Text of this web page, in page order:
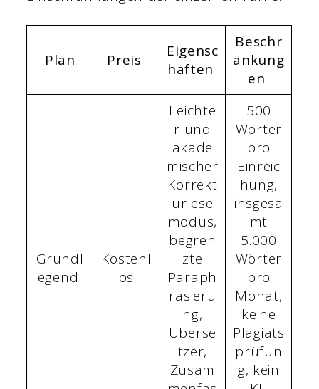
Plan Preis
Eigensc
haften
Beschr
änkung
en
Grundl
egend
Kostenl
os
Leichte
r und
akade
mischer
Korrekt
urlese
modus,
begren
zte
Paraph
rasieru
ng,
Überse
tzer,
Zusam
500
Wörter
pro
Einreic
hung,
insgesa
mt
5.000
Wörter
pro
Monat,
keine
Plagiats
prüfun
g, kein